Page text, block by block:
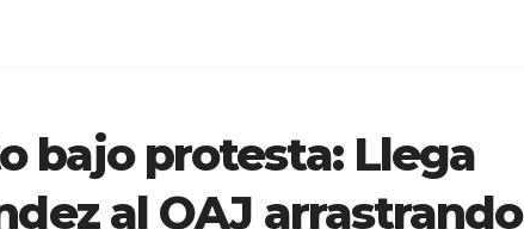
bajo protesta: Llega
al OAJ arrastrando